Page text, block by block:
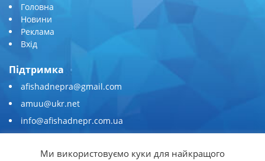
Головна
Новини
Реклама
Вхід
Підтримка
afishadnepra@gmail.com
amuu@ukr.net
info@afishadnepr.com.ua
Ми використовуємо куки для найкращого